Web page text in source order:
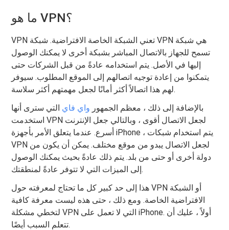
ما هو VPN؟
VPN تعني الشبكة الخاصة الافتراضية. شبكة VPN هي شبكة
تسمح للجهاز بالاتصال المباشر بشبكة أخرى لا يمكنك الوصول
إليها في الأصل. يتم استخدامه عادةً من قبل الشركات حتى
يتمكنوا من إعادة توجيه اتصالهم إلى الموقع المطلوب. سيوفر
لهم هذا اتصالاً أكثر أمانًا لجعل مهمتهم أكثر سلاسة.
بالإضافة إلى ذلك ، معظم الجمهور واي فاي التي سترى أنها
استخدمت VPN لجعل الاتصال أقوى ، وبالتالي جعل الإنترنت
أسرع. عندما يتعلق الأمر بأجهزة iPhone ، يتم استخدام شبكات
VPN لجعل الاتصال يبدو من موقع مختلف. يمكن أن يكون من
دولة أخرى أو حتى من بلد. يتم ذلك عادةً بحيث يمكنك الوصول
إلى الميزات التي لا تتوفر عادةً لمنطقتك.
هذا إلى حد كبير كل ما تحتاج لمعرفته حول VPN أو الشبكة
الافتراضية الخاصة. ومع ذلك ، حتى هذه ليست معرفة كافية
لتخطي مشكلة VPN التي لا تعمل على iPhone. أولاً ، عليك أن
تتعلم السبب أيضًا.